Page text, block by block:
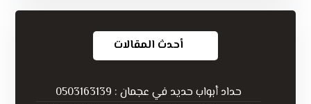
أحدث المقالات
حداد أبواب حديد في عجمان : 0503163139